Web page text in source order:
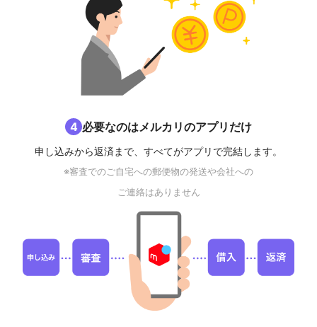
4 必要なのはメルカリのアプリだけ
申し込みから返済まで、すべてがアプリで完結します。
※審査でのご自宅への郵便物の発送や会社への
ご連絡はありません